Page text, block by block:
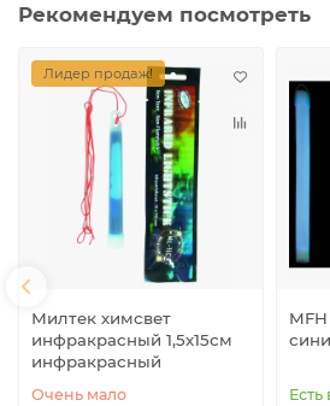
Рекомендуем посмотреть
Лидер продаж!
Милтек химсвет
инфракрасный 1,5х15см
инфракрасный
Очень мало